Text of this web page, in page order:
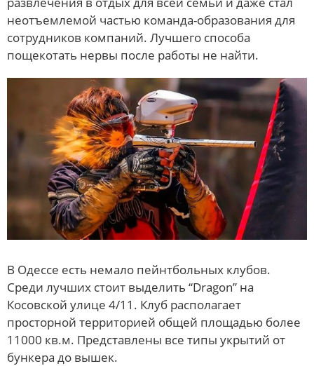
неотъемлемой частью команда-образования для
сотрудников компаний. Лучшего способа
пощекотать нервы после работы не найти.
В Одессе есть немало пейнтбольных клубов.
Среди лучших стоит выделить “Dragon” на
Косовской улице 4/11. Клуб располагает
просторной территорией общей площадью более
11000 кв.м. Представлены все типы укрытий от
бункера до вышек.